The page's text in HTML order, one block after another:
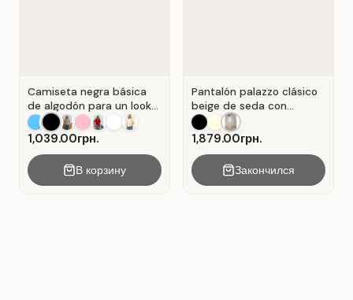
Camiseta negra básica
de algodón para un look
casual . Negro.
1,039.00грн.
В корзину
Pantalón palazzo clásico
beige de seda con
pliegues . Beige.
1,879.00грн.
Закончился